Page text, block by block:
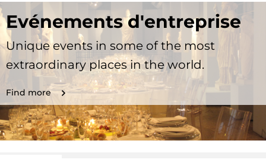
Evénements d'entreprise
Unique events in some of the most
extraordinary places in the world.
Find more